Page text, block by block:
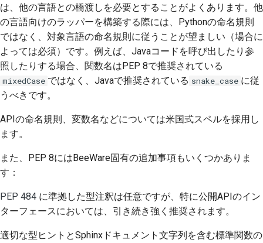
中文(繁體)
は、他の言語との橋渡しを必要とすることがよくあります。他
の言語向けのラッパーを構築する際には、Pythonの命名規則
ではなく、対象言語の命名規則に従うことが望ましい（場合に
よっては必須）です。例えば、Javaコードを呼び出したり参
照したりする場合、関数名はPEP 8で推奨されている
mixedCase ではなく、Javaで推奨されている snake_case に従
うべきです。
APIの命名規則、変数名などについては米国式スペルを採用し
ます。
また、PEP 8にはBeeWare固有の追加事項もいくつかありま
す：
PEP 484 に準拠した型注釈は任意ですが、特に公開APIのイン
ターフェースにおいては、引き続き強く推奨されます。
適切な型ヒントとSphinxドキュメント文字列を含む標準関数の